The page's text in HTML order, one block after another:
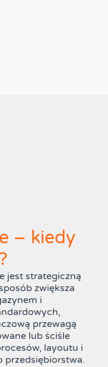
– kiedy
jest strategiczną
zwiększa
i
przewagą
lub ściśle
layoutu i
przedsiębiorstwa.